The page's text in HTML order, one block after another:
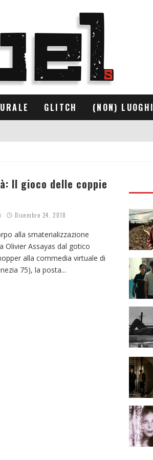
GLITCH (NON) LUOGHI
Il gioco delle coppie
Dicembre 24, 2018
alla smaterializzazione
Olivier Assayas dal gotico
alla commedia virtuale di
75), la posta...